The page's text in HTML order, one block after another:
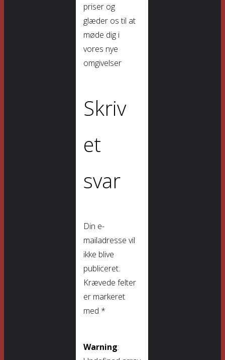
priser og
glæder os til at
møde dig i
vores nye
omgivelser
Skriv
et
svar
Din e-
mailadresse vil
ikke blive
publiceret.
Krævede felter
er markeret
med *
Warning: